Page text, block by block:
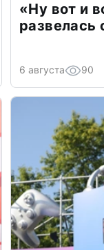
«Ну вот и
6 августа 90